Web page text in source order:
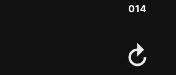
014